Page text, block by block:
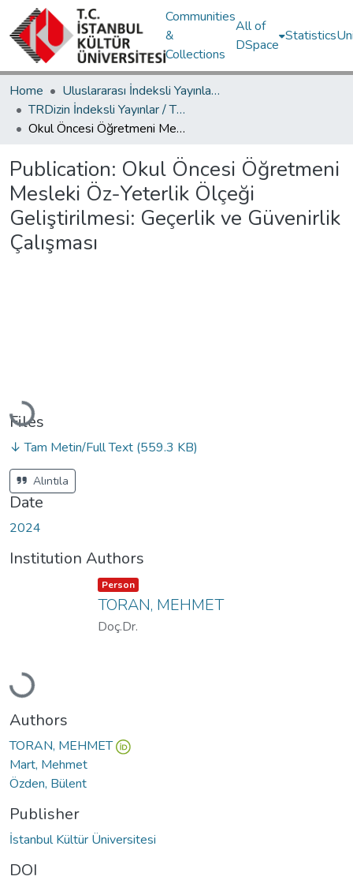
Communities
&
Collections
All of
DSpace
Statistics
Home
Uluslararası İndeksli Yayınlar / International Indexed Publications
TRDizin İndeksli Yayınlar / TRDizin Indexed Publications
Okul Öncesi Öğretmeni Mesleki Öz-Yeterlik Ölçeği Geliştirilmesi: Geçerlik ve Güvenirlik Çalışması
Publication: Okul Öncesi Öğretmeni
Mesleki Öz-Yeterlik Ölçeği
Geliştirilmesi: Geçerlik ve Güvenirlik
Çalışması
Loading...
Files
↓ Tam Metin/Full Text (559.3 KB)
Alıntıla
Date
2024
Institution Authors
Loading...
Item type:
Person ,
TORAN, MEHMET
Doç.Dr.
Authors
TORAN, MEHMET
Mart, Mehmet
Özden, Bülent
Publisher
İstanbul Kültür Üniversitesi
DOI